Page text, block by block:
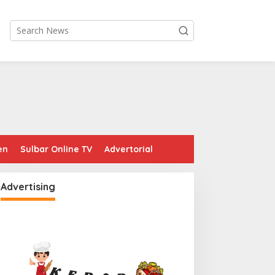
Sulbar Online TV Advertorial
Advertising